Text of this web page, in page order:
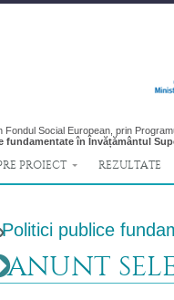
Fondul Social European, prin
fundamentate în Învățământul
PROIECT REZULTATE
Politici publice
ANUNT